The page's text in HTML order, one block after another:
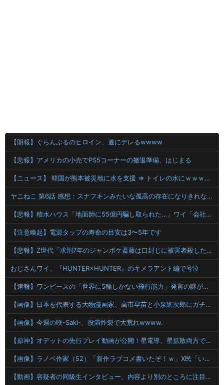
【朗報】ぐらんぶるのヒロイン、遂にデレるwwww
【悲報】アメリカの小売でPS5コーナーの撤退準備、はじまる
【ニュース】 韓国が熊本被災地に水を支援 ⇒ トイレの水にｗｗｗｗｗｗｗ
ヤニねこ 第6話 感想：スナフキンみたいな孤高の存在になりきれないペンペンねこ！
【悲報】積水ハウス「地面師に55億円騙し取られた…」ワイ「会社終わったやろなぁ」→結果ｗｗｗｗ
【注意喚起】電源タップの寿命の目安は3〜5年です
【悲報】Z世代「求刑7年のジャンポケ斎藤は口封じに被害者殺した方が量刑軽かっただろ」←1万いいね
おじさんワイ、『HUNTER×HUNTER』のキメラアント編で号泣
【速報】ワンピースの「世界に5種しかない飛行能力」発言の謎が解けるww..
【画像】日本を代表する大物漫画家、高市早苗と小泉進次郎にガチギレ 痛烈な風刺漫画を投稿
【画像】今週の咲-Saki-、役満炸裂で大荒れwwww.
【原神】オデットの先行プレイ動画が公開！星電導、星拡散両方で使える⁉
【画像】ラノベ作家（52）「新作ラブコメ書いたぞ！ｗ」X民「いい歳こいてラブコメ（笑）恥ずかしくないの？」←やめたれｗと話題に
【動画】容疑者の同級生インタビュー、内容より別のところに注目集まるｗｗｗｗ